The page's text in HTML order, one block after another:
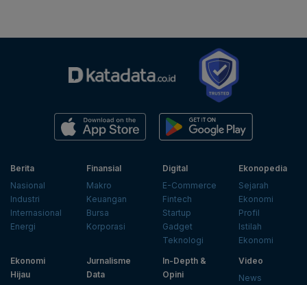
Berita
Nasional
Industri
Internasional
Energi
Finansial
Makro
Keuangan
Bursa
Korporasi
Digital
E-Commerce
Fintech
Startup
Gadget
Teknologi
Ekonopedia
Sejarah
Ekonomi
Profil
Istilah
Ekonomi
Ekonomi
Hijau
Jurnalisme
Data
In-Depth &
Opini
Video
News